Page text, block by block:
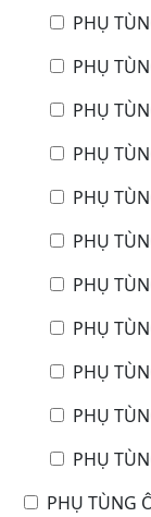
PHỤ
PHỤ
PHỤ
PHỤ
PHỤ
PHỤ
PHỤ
PHỤ
PHỤ
PHỤ
PHỤ
PHỤ TÙNG